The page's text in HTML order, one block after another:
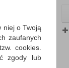
niej o Twoją
zaufanych
cookies.
zgody lub